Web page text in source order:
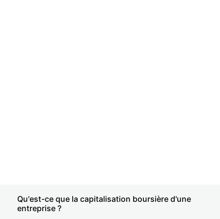
Qu'est-ce que la capitalisation boursière d'une
entreprise ?